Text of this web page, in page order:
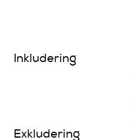
Inkludering
Exkludering